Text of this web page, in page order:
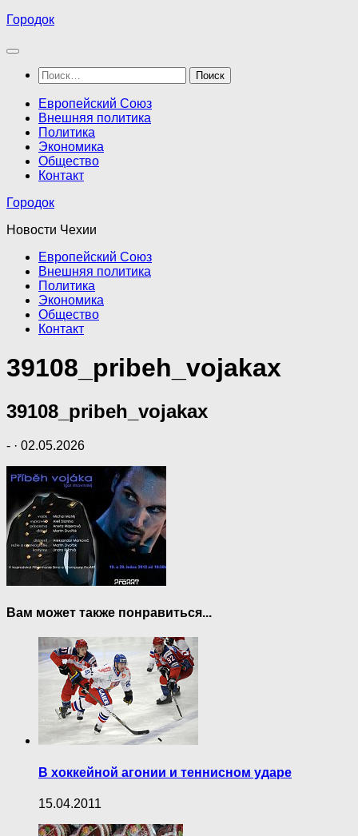
Перейти
содержимому
Городок
Найти:
Европейский Союз
Внешняя политика
Политика
Экономика
Общество
Контакт
Городок
Новости Чехии
Европейский Союз
Внешняя политика
Политика
Экономика
Общество
Контакт
39108_pribeh_vojakax
39108_pribeh_vojakax
- · 02.05.2026
Вам может также понравиться...
В хоккейной агонии и теннисном ударе
15.04.2011